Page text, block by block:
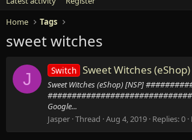
Home
Tags
sweet witches
J Switch Sweet Witches
Sweet Witches (eShop) [NSP]
Google...
Jasper Thread Aug 4, 2019 Replies: 0